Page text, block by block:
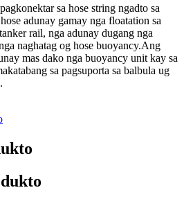
sa hose string ngadto sa
adunay gamay nga floatation sa
rail, nga adunay dugang nga
naghatag og hose buoyancy.Ang
mas dako nga buoyancy unit kay sa
sa pagsuporta sa balbula ug